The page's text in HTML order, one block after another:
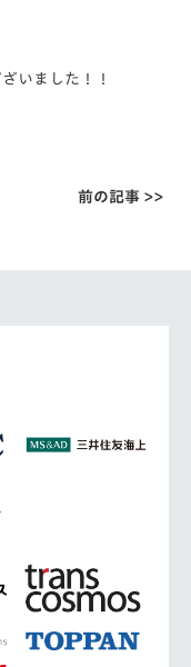
いました！！
前の記事 >>